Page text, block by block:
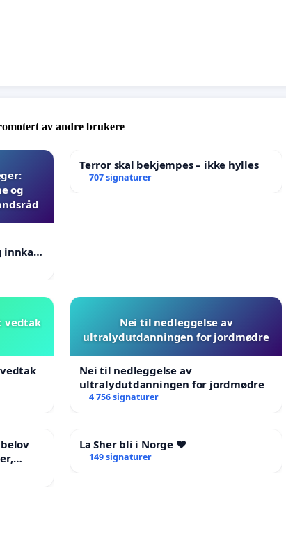
av andre brukere
og
innkall
Terror skal bekjempes – ikke hylles
707 signaturer
vedtak
Nei til nedleggelse av
ultralydutdanningen for jordmødre
Nei til nedleggelse av
ultralydutdanningen for jordmødre
4 756 signaturer
La Sher bli i Norge ❤️
149 signaturer